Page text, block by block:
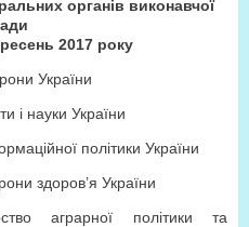
органів виконавчої
2017 року
України
і науки України
політики України
здоров’я України
аграрної політики та